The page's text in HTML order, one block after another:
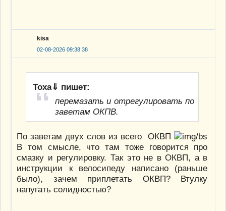
kisa
02-08-2026 09:38:38
Тоха⇓ пишет:
перемазать и отрегулировать по
заветам ОКПВ.
По заветам двух слов из всего ОКВП
В том смысле, что там тоже говорится про
смазку и регулировку. Так это не в ОКВП, а в
инструкции к велосипеду написано (раньше
было), зачем приплетать ОКВП? Втулку
напугать солидностью?